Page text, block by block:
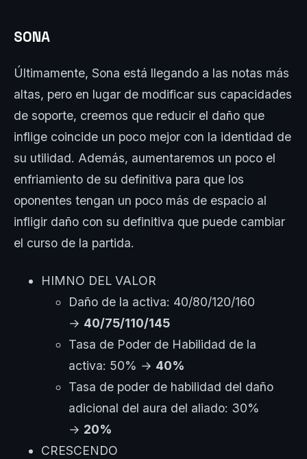
SONA
Últimamente, Sona está llegando a las notas más
altas, pero en lugar de modificar sus capacidades
de soporte, creemos que reducir el daño que
inflige coincide un poco mejor con la identidad de
su utilidad. Además, aumentaremos un poco el
enfriamiento de su definitiva para que los
oponentes tengan un poco más de espacio al
infligir daño con su definitiva que puede cambiar
el curso de la partida.
HIMNO DEL VALOR
Daño de la activa: 40/80/120/160
→ 40/75/110/145
Tasa de Poder de Habilidad de la
activa: 50% → 40%
Tasa de poder de habilidad del daño
adicional del aura del aliado: 30%
→ 20%
CRESCENDO